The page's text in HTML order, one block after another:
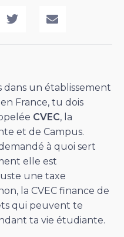
dans un établissement
France, tu dois
CVEC, la
et de Campus.
à quoi sert
elle est
une taxe
la CVEC finance de
qui peuvent te
ta vie étudiante.